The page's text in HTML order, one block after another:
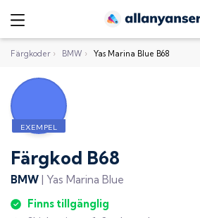
Färgkoder › BMW › Yas Marina Blue B68
Färgkod B68
BMW | Yas Marina Blue
Finns tillgänglig